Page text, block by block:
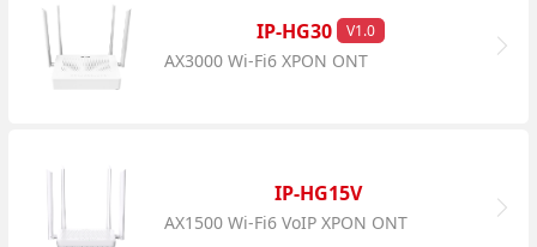
IP-HG30 V1.0
AX3000 Wi-Fi6 XPON ONT
IP-HG15V
AX1500 Wi-Fi6 VoIP XPON ONT